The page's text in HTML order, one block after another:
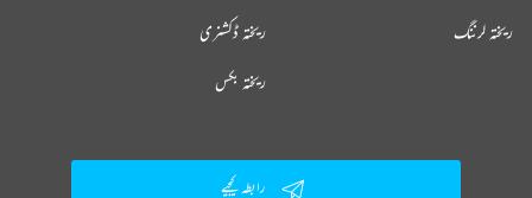
ریختہ ڈکشنری ریختہ لرننگ
ریختہ بکس
رابطہ کیجیے